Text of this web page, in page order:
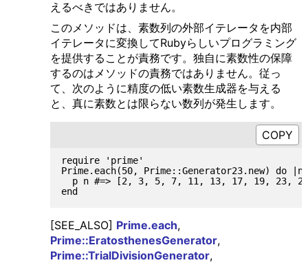
えるべきではありません。
このメソッドは、素数列の外部イテレータを内部
イテレータに変換してRubyらしいプログラミング
を提供することが責務です。独自に素数性の保障
するのはメソッドの責務ではありません。従っ
て、次のように精度の低い素数生成器を与える
と、真に素数とは限らない数列が発生します。
require 'prime'
Prime.each(50, Prime::Generator23.new) do |n|
p n #=> [2, 3, 5, 7, 11, 13, 17, 19, 23,
[SEE_ALSO] Prime.each,
Prime::EratosthenesGenerator,
Prime::TrialDivisionGenerator,